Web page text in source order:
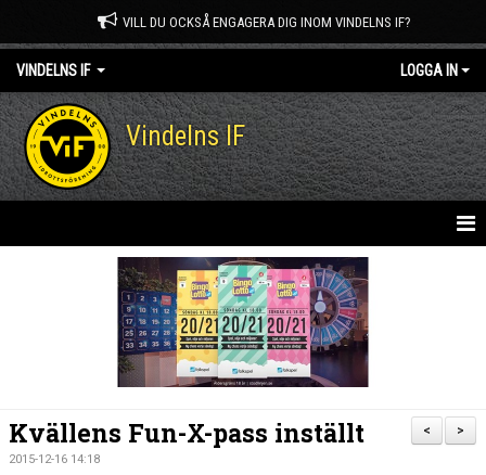
VILL DU OCKSÅ ENGAGERA DIG INOM VINDELNS IF?
VINDELNS IF LOGGA IN
Vindelns IF
MEDLEM I VINDELNS IF
>
<
Kvällens Fun-X-pass inställt
2015-12-16 14:18